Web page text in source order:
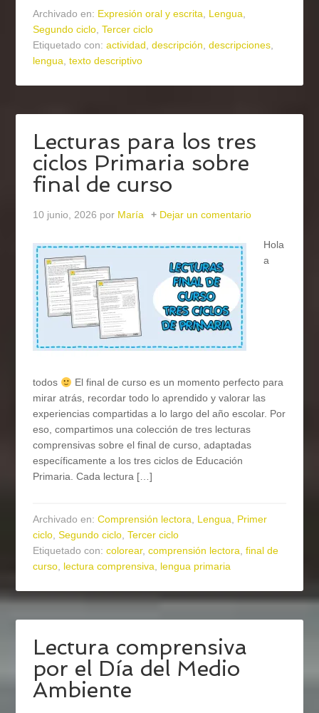
Archivado en: Expresión oral y escrita, Lengua,
Segundo ciclo,Tercer ciclo
Etiquetado con:actividad,descripción,descripciones,
lengua,texto descriptivo
Lecturas para los tres
ciclos Primaria sobre
final de curso
10 junio, 2026 por María Dejar un comentario
Hola
a
todos
El final de curso es un momento perfecto para
mirar atrás, recordar todo lo aprendido y valorar las
experiencias compartidas a lo largo del año escolar. Por
eso, compartimos una colección de tres lecturas
comprensivas sobre el final de curso, adaptadas
específicamente a los tres ciclos de Educación
Primaria. Cada lectura […]
Archivado en:Comprensión lectora, Lengua, Primer
ciclo,Segundo ciclo,Tercer ciclo
Etiquetado con:colorear,comprensión lectora,final de
curso, lectura comprensiva, lengua primaria
Lectura comprensiva
por el Día del Medio
Ambiente